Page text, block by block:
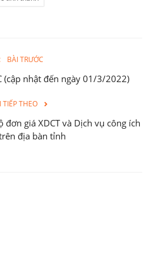
BÀI TRƯỚC
(cập nhật đến ngày 01/3/2022)
TIẾP THEO
đơn giá XDCT và Dịch vụ công ích
địa bàn tỉnh